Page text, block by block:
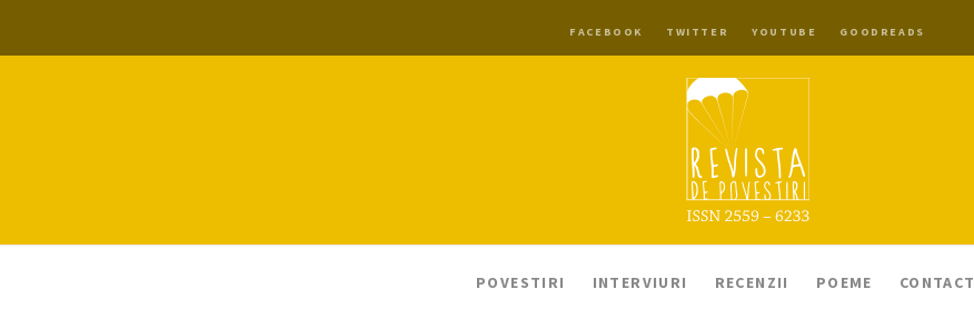
FACEBOOK TWITTER YOUTUBE GOODREADS
POVESTIRI INTERVIURI RECENZII POEME CONTACT